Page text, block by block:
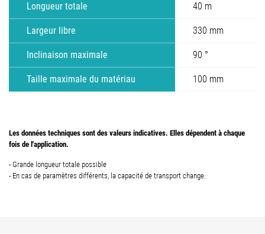
Longueur totale 40 m
Largeur libre 330 mm
Inclinaison maximale 90 °
Taille maximale du matériau 100 mm
Les données techniques sont des valeurs indicatives. Elles dépendent à chaque
fois de l'application.
- Grande longueur totale possible
- En cas de paramètres différents, la capacité de transport change.